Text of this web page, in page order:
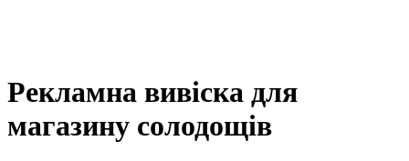
Рекламна вивіска для
магазину солодощів